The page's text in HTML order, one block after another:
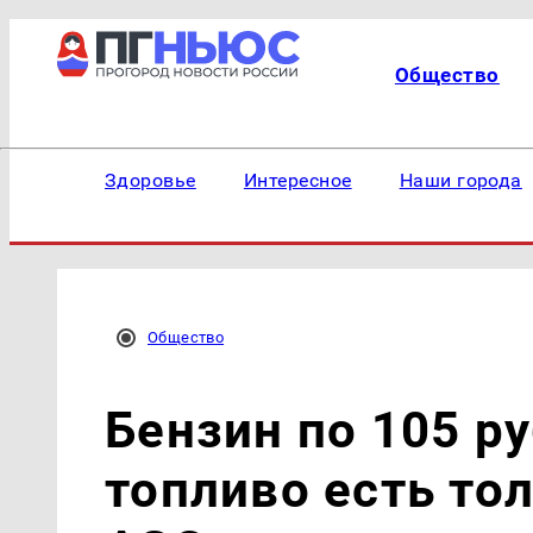
Общество
Здоровье Интересное Наши города
Общество
Бензин по 105
топливо есть